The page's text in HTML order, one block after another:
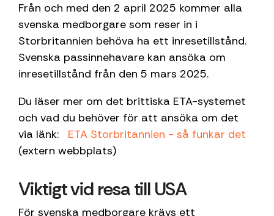
Från och med den 2 april 2025 kommer alla
svenska medborgare som reser in i
Storbritannien behöva ha ett inresetillstånd.
Svenska passinnehavare kan ansöka om
inresetillstånd från den 5 mars 2025.
Du läser mer om det brittiska ETA-systemet
och vad du behöver för att ansöka om det
via länk: ETA Storbritannien - så funkar det
(extern webbplats)
Viktigt vid resa till USA
För svenska medborgare krävs ett